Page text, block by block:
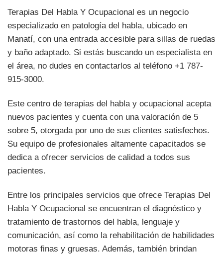
Terapias Del Habla Y Ocupacional es un negocio
especializado en patología del habla, ubicado en
Manatí, con una entrada accesible para sillas de ruedas
y baño adaptado. Si estás buscando un especialista en
el área, no dudes en contactarlos al teléfono +1 787-
915-3000.
Este centro de terapias del habla y ocupacional acepta
nuevos pacientes y cuenta con una valoración de 5
sobre 5, otorgada por uno de sus clientes satisfechos.
Su equipo de profesionales altamente capacitados se
dedica a ofrecer servicios de calidad a todos sus
pacientes.
Entre los principales servicios que ofrece Terapias Del
Habla Y Ocupacional se encuentran el diagnóstico y
tratamiento de trastornos del habla, lenguaje y
comunicación, así como la rehabilitación de habilidades
motoras finas y gruesas. Además, también brindan